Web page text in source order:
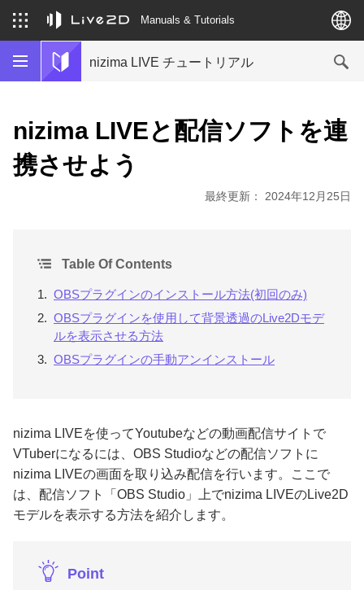
Manuals & Tutorials
nizima LIVE チュートリアル
nizima LIVEと配信ソフトを連
携させよう
最終更新： 2024年12月25日
Table Of Contents
OBSプラグインのインストール方法(初回のみ)
OBSプラグインを使用して背景透過のLive2Dモデ
ルを表示させる方法
OBSプラグインの手動アンインストール
nizima LIVEを使ってYoutubeなどの動画配信サイトで
VTuberになるには、OBS Studioなどの配信ソフトに
nizima LIVEの画面を取り込み配信を行います。ここで
は、配信ソフト「OBS Studio」上でnizima LIVEのLive2D
モデルを表示する方法を紹介します。
Point